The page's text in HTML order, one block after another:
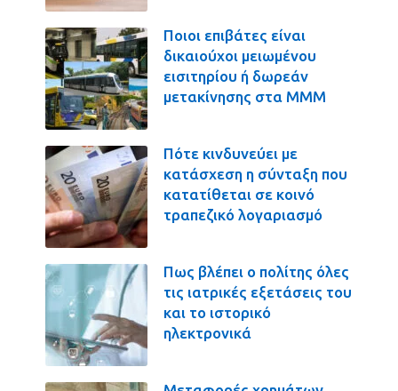
Ποιοι επιβάτες είναι
δικαιούχοι μειωμένου
εισιτηρίου ή δωρεάν
μετακίνησης στα ΜΜΜ
Πότε κινδυνεύει με
κατάσχεση η σύνταξη που
κατατίθεται σε κοινό
τραπεζικό λογαριασμό
Πως βλέπει ο πολίτης όλες
τις ιατρικές εξετάσεις του
και το ιστορικό
ηλεκτρονικά